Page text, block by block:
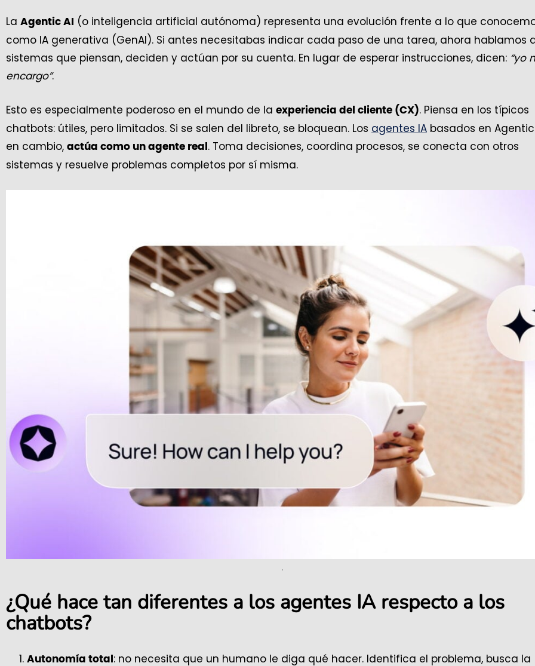
La Agentic AI
(o inteligencia artificial autónoma) representa una evolución frente a lo que
como IA generativa (GenAI). Si antes necesitabas indicar cada paso de una tarea, ahora hablamos
sistemas que piensan, deciden y actúan por su cuenta. En lugar de esperar instrucciones, dicen: “yo
encargo”.
Esto es especialmente poderoso en el mundo de la experiencia del cliente (CX). Piensa en los típicos
chatbots: útiles, pero limitados. Si se salen del libreto, se bloquean. Los agentes IA basados en Agentic
en cambio, actúa como un agente real . Toma decisiones, coordina procesos, se conecta con otros
sistemas y resuelve problemas completos por sí misma.
.
¿Qué hace tan diferentes a los agentes IA respecto a los
chatbots?
Autonomía total : no necesita que un humano le diga qué hacer. Identifica el problema, busca la